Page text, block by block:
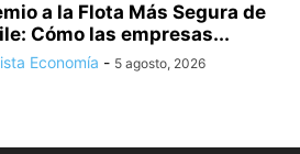
a la Flota Más Segura de
Cómo las empresas...
Economía - 5 agosto, 2026